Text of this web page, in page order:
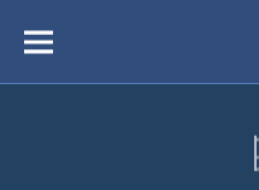
вмістуMenu